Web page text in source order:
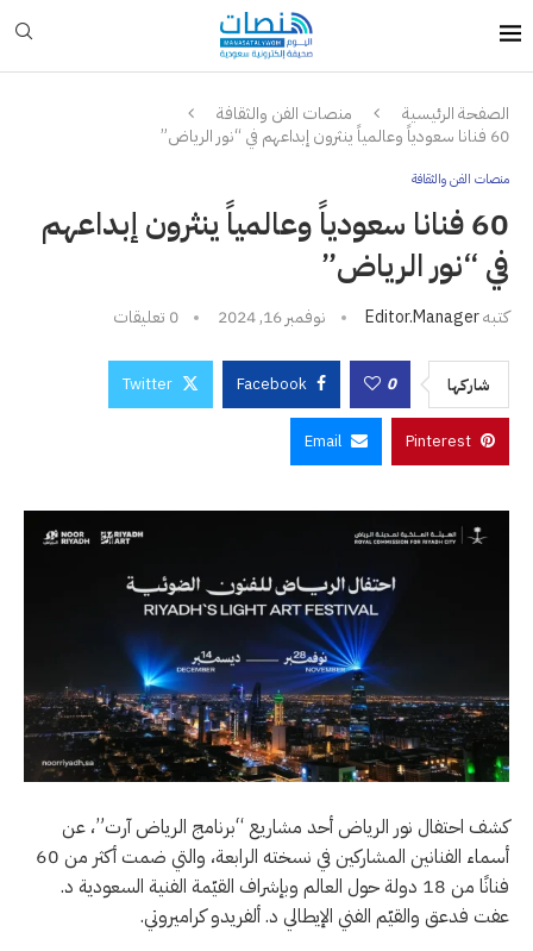
الصفحة الرئيسية
منصات الفن والثقافة
60 فنانا سعودياً وعالمياً ينثرون إبداعهم في “نور الرياض”
منصات الفن والثقافة
60 فنانا سعودياً وعالمياً ينثرون إبداعهم
في “نور الرياض”
كتبهEditor.manager نوفمبر 16, 2024 0 تعليقات
شاركها 0
Facebook
Twitter
Pinterest
Email
كشف احتفال نور الرياض أحد مشاريع “برنامج الرياض آرت”، عن
أسماء الفنانين المشاركين في نسخته الرابعة، والتي ضمت أكثر من 60
فنانًا من 18 دولة حول العالم وبإشراف القيّمة الفنية السعودية د.
عفت فدعق والقيّم الفني الإيطالي د. ألفريدو كراميروتي.